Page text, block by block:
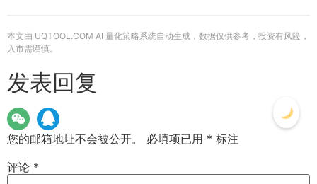
本文由 UQTOOL.COM AI 量化策略系统自动生成，数据仅供参考，投资有风险，
入市需谨慎。
发表回复
您的邮箱地址不会被公开。 必填项已用 * 标注
评论 *